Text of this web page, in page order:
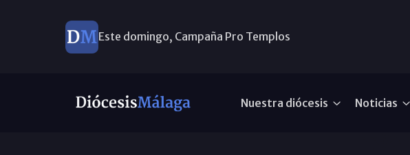
Este domingo, Campaña Pro Templos
Nuestra diócesis Noticias